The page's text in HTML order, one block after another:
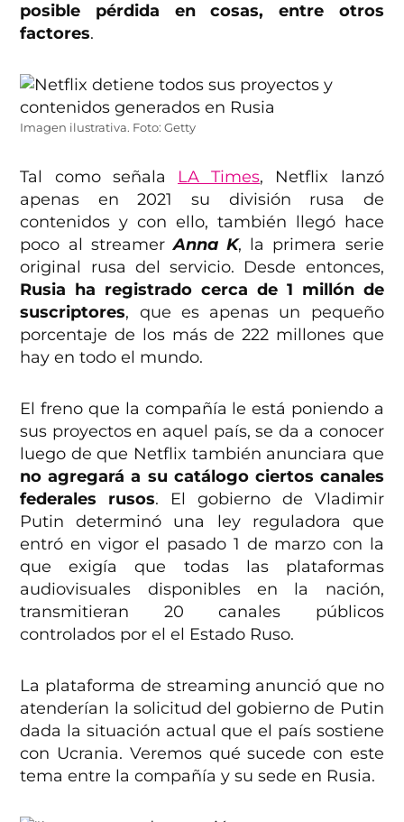
posible pérdida en cosas, entre otros
factores.
Imagen ilustrativa. Foto: Getty
Tal como señala LA Times, Netflix lanzó
apenas en 2021 su división rusa de
contenidos y con ello, también llegó hace
poco al streamerAnna K, la primera serie
original rusa del servicio. Desde entonces,
Rusia ha registrado cerca de 1 millón de
suscriptores, que es apenas un pequeño
porcentaje de los más de 222 millones que
hay en todo el mundo.
El freno que la compañía le está poniendo a
sus proyectos en aquel país, se da a conocer
luego de que Netflix también anunciara que
no agregará a su catálogo ciertos canales
federales rusos. El gobierno de Vladimir
Putin determinó una ley reguladora que
entró en vigor el pasado 1 de marzo con la
que exigía que todas las plataformas
audiovisuales disponibles en la nación,
transmitieran 20 canales públicos
controlados por el el Estado Ruso.
La plataforma de streaming anunció que no
atenderían la solicitud del gobierno de Putin
dada la situación actual que el país sostiene
con Ucrania. Veremos qué sucede con este
tema entre la compañía y su sede en Rusia.